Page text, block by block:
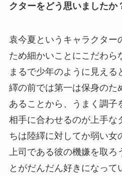
クターをどう思いましたか
袁今夏というキャラクター
ため細かいことにこだわら
まるで少年のように見える
繹の前では第一は保身のた
あることから、うまく調子
相手に合わせるのが上手な
ちは陸繹に対してか弱い女
上司である彼の機嫌を取ろ
とがだんだん好きになって